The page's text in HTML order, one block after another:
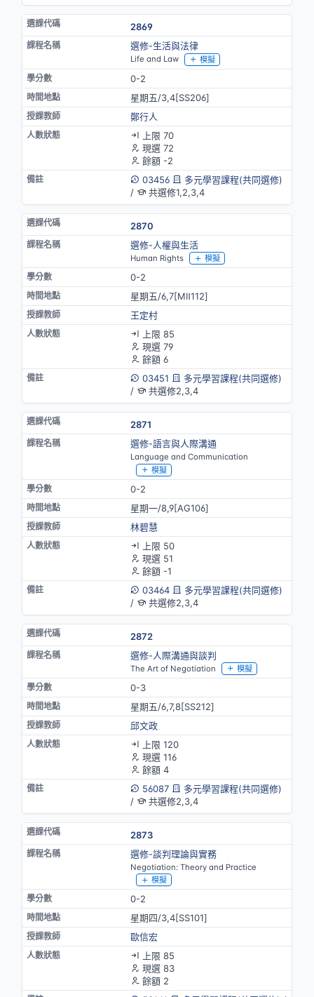
2869
選修-生活與法律
Life and Law 模擬
0-2
星期五/3,4[SS206]
鄭行人
上限 70
現選 72
餘額 -2
03456
多元學習課程(共同選修)
/
共選修1,2,3,4
2870
選修-人權與生活
Human Rights 模擬
0-2
星期五/6,7[MⅡ112]
王定村
上限 85
現選 79
餘額 6
03451
多元學習課程(共同選修)
/
共選修2,3,4
2871
選修-語言與人際溝通
Language and Communication
模擬
0-2
星期一/8,9[AG106]
林碧慧
上限 50
現選 51
餘額 -1
03464
多元學習課程(共同選修)
/
共選修2,3,4
2872
選修-人際溝通與談判
The Art of Negotiation 模擬
0-3
星期五/6,7,8[SS212]
邱文政
上限 120
現選 116
餘額 4
56087
多元學習課程(共同選修)
/
共選修2,3,4
2873
選修-談判理論與實務
Negotiation: Theory and Practice
模擬
0-2
星期四/3,4[SS101]
歐信宏
上限 85
現選 83
餘額 2